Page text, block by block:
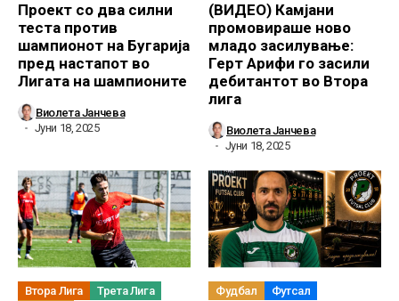
Проект со два силни
теста против
шампионот на Бугарија
пред настапот во
Лигата на шампионите
Виолета Јанчева
Јуни 18, 2025
(ВИДЕО) Камјани
промовираше ново
младо засилување:
Герт Арифи го засили
дебитантот во Втора
лига
Виолета Јанчева
Јуни 18, 2025
Втора Лига
Трета Лига
Фудбал Футсал